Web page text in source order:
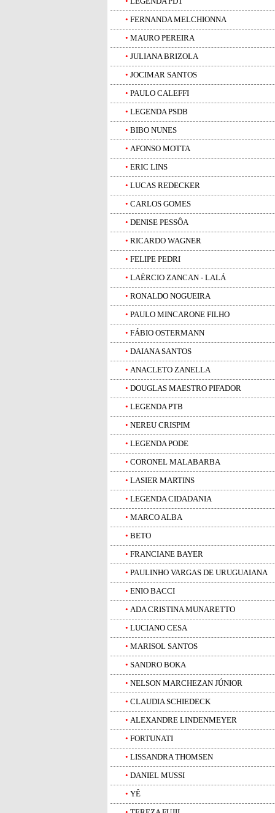
• FERNANDA MELCHIONNA
• MAURO PEREIRA
• JULIANA BRIZOLA
• JOCIMAR SANTOS
• PAULO CALEFFI
• LEGENDA PSDB
• BIBO NUNES
• AFONSO MOTTA
• ERIC LINS
• LUCAS REDECKER
• CARLOS GOMES
• DENISE PESSÔA
• RICARDO WAGNER
• FELIPE PEDRI
• LAÉRCIO ZANCAN - LALÁ
• RONALDO NOGUEIRA
• PAULO MINCARONE FILHO
• FÁBIO OSTERMANN
• DAIANA SANTOS
• ANACLETO ZANELLA
• DOUGLAS MAESTRO PIFADOR
• LEGENDA PTB
• NEREU CRISPIM
• LEGENDA PODE
• CORONEL MALABARBA
• LASIER MARTINS
• LEGENDA CIDADANIA
• MARCO ALBA
• BETO
• FRANCIANE BAYER
• PAULINHO VARGAS DE URUGUAIANA
• ENIO BACCI
• ADA CRISTINA MUNARETTO
• LUCIANO CESA
• MARISOL SANTOS
• SANDRO BOKA
• NELSON MARCHEZAN JÚNIOR
• CLAUDIA SCHIEDECK
• ALEXANDRE LINDENMEYER
• FORTUNATI
• LISSANDRA THOMSEN
• DANIEL MUSSI
• YÊ